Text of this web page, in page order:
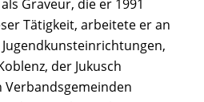
Graveur, die er 1991
Tätigkeit, arbeitete er an
der Jukusch